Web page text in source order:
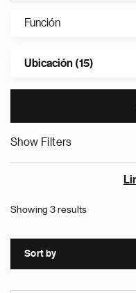
Función
Ubicación (15)
Show Filters
Showing 3 results
Sort by